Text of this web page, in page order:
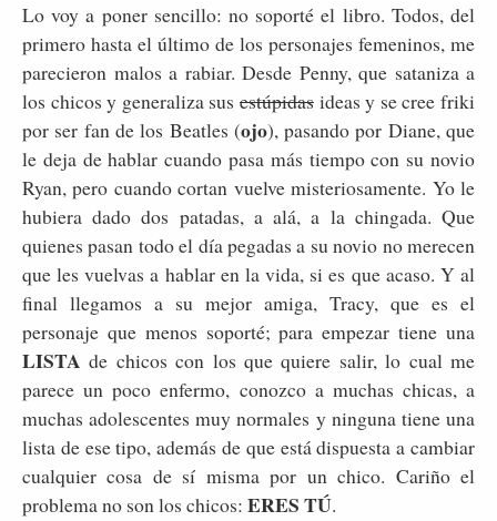
Lo voy a poner sencillo: no soporté el libro. Todos, del
primero hasta el último de los personajes femeninos, me
parecieron malos a rabiar. Desde Penny, que sataniza a
los chicos y generaliza sus estúpidas ideas y se cree friki
por ser fan de los Beatles (ojo), pasando por Diane, que
le deja de hablar cuando pasa más tiempo con su novio
Ryan, pero cuando cortan vuelve misteriosamente. Yo le
hubiera dado dos patadas, a alá, a la chingada. Que
quienes pasan todo el día pegadas a su novio no merecen
que les vuelvas a hablar en la vida, si es que acaso. Y al
final llegamos a su mejor amiga, Tracy, que es el
personaje que menos soporté; para empezar tiene una
LISTAde chicos con los que quiere salir, lo cual me
parece un poco enfermo, conozco a muchas chicas, a
muchas adolescentes muy normales y ninguna tiene una
lista de ese tipo, además de que está dispuesta a cambiar
cualquier cosa de sí misma por un chico. Cariño el
problema no son los chicos: ERES TÚ.